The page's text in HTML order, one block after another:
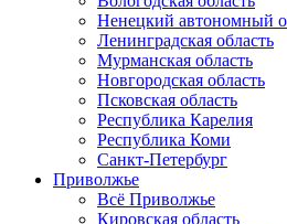
Ненецкий автономный
Ленинградская область
Мурманская область
Новгородская область
Псковская область
Республика Карелия
Республика Коми
Санкт-Петербург
Приволжье
Всё Приволжье
Кировская область